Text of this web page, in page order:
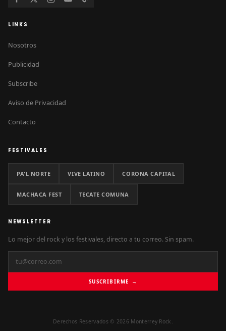
LINKS
Nosotros
Publicidad
Subscribe
Aviso de Privacidad
Contacto
FESTIVALES
PA'L NORTE VIVE LATINO CORONA CAPITAL
MACHACA FEST TECATE COMUNA
NEWSLETTER
Lo mejor del rock y los festivales, directo a tu correo. Sin spam.
SUSCRIBIRME →
Derechos Reservados © 2026 Monterrey Rock.